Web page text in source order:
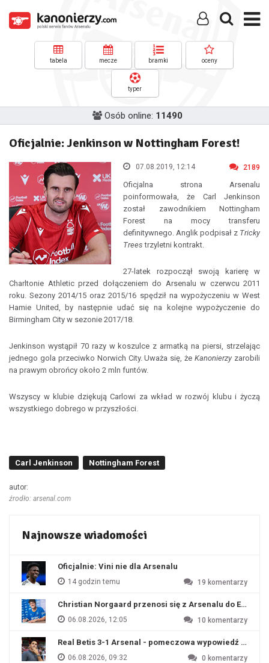
tabela mecze bramki oceny
typer
Osób online: 11490
Oficjalnie: Jenkinson w Nottingham Forest!
07.08.2019, 12:14 2189
Oficjalna strona Arsenalu
poinformowała, że Carl Jenkinson
został zawodnikiem Nottingham
Forest na mocy transferu
definitywnego. Anglik podpisał z Tricky
Trees trzyletni kontrakt.
27-latek rozpoczął swoją karierę w
Charltonie Athletic przed dołączeniem do Arsenalu w czerwcu 2011
roku. Sezony 2014/15 oraz 2015/16 spędził na wypożyczeniu w West
Hamie United, by następnie udać się na kolejne wypożyczenie do
Birmingham City w sezonie 2017/18.
Jenkinson wystąpił 70 razy w koszulce z armatką na piersi, strzelając
jednego gola przeciwko Norwich City. Uważa się, żeKanonierzyzarobili
na prawym obrońcy około 2 mln funtów.
Wszyscy w klubie dziękują Carlowi za wkład w rozwój klubu i życzą
wszystkiego dobrego w przyszłości.
Carl Jenkinson Nottingham Forest
autor:
źrodło: arsenal.com
Najnowsze wiadomości
Oficjalnie: Vini nie dla Arsenalu
14 godzin temu 19 komentarzy
Christian Norgaard przenosi się z Arsenalu do
06.08.2026, 12:05 10 komentarzy
Real Betis 3-1 Arsenal - pomeczowa wypowiedź Artety
06.08.2026, 09:32 0 komentarzy